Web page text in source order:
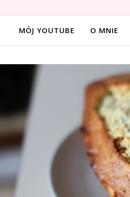
MÓJ YOUTUBE O MNIE